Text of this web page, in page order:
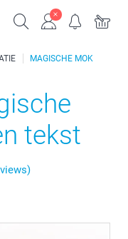
MAGISCHE MOK
tekst